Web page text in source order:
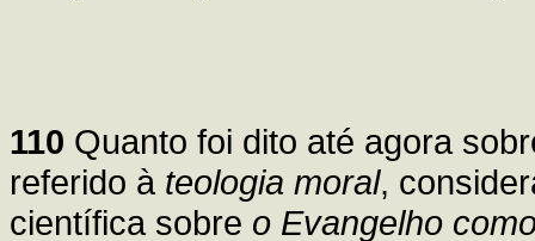
110 Quanto foi dito até agora
referido à teologia moral,
científica sobre o Evangelho